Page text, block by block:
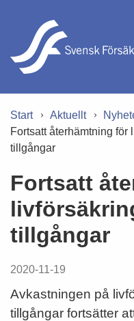
Start Aktuellt
Fortsatt återhämtning
tillgångar
Fortsatt
tillgångar
2020-11-19
Avkastningen på
tillgångar fortsätter